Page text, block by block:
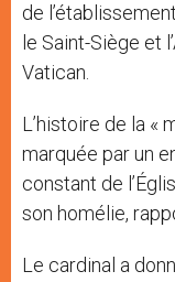
de
le Saint-Siège et
Vatican.
L’histoire de la «
marquée par un
constant de
son homélie,
Le cardinal a